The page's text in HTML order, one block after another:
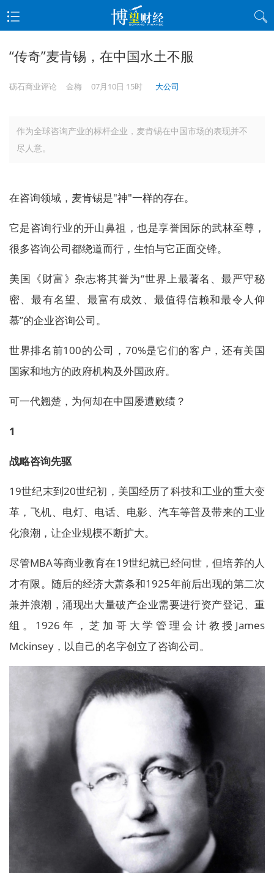
“传奇”麦肯锡，在中国水土不服
砺石商业评论 金梅 07月10日 15时 大公司
作为全球咨询产业的标杆企业，麦肯锡在中国市场的表现并不
尽人意。
在咨询领域，麦肯锡是"神"一样的存在。
它是咨询行业的开山鼻祖，也是享誉国际的武林至尊，
很多咨询公司都绕道而行，生怕与它正面交锋。
美国《财富》杂志将其誉为“世界上最著名、最严守秘
密、最有名望、最富有成效、最值得信赖和最令人仰
慕”的企业咨询公司。
世界排名前100的公司，70%是它们的客户，还有美国
国家和地方的政府机构及外国政府。
可一代翘楚，为何却在中国屡遭败绩？
1
战略咨询先驱
19世纪末到20世纪初，美国经历了科技和工业的重大变
革，飞机、电灯、电话、电影、汽车等普及带来的工业
化浪潮，让企业规模不断扩大。
尽管MBA等商业教育在19世纪就已经问世，但培养的人
才有限。随后的经济大萧条和1925年前后出现的第二次
兼并浪潮，涌现出大量破产企业需要进行资产登记、重
组。1926年，芝加哥大学管理会计教授James
Mckinsey，以自己的名字创立了咨询公司。